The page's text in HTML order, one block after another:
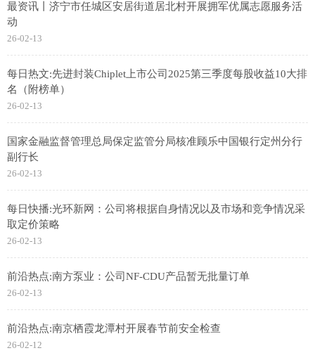
最资讯丨济宁市任城区安居街道居北村开展拥军优属志愿服务活
动
26-02-13
每日热文:先进封装Chiplet上市公司2025第三季度每股收益10大排
名（附榜单）
26-02-13
国家金融监督管理总局保定监管分局核准顾乐中国银行定州分行
副行长
26-02-13
每日快播:光环新网：公司将根据自身情况以及市场和竞争情况采
取定价策略
26-02-13
前沿热点:南方泵业：公司NF-CDU产品暂无批量订单
26-02-13
前沿热点:南京栖霞龙潭村开展春节前安全检查
26-02-12